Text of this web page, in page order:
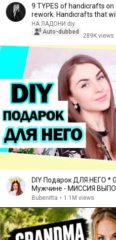
9 TYPES of handicrafts
rework. Handicrafts that
НА ЛАДОНИ diy
Auto-dubbed
289K views
DIY Подарок ДЛЯ НЕГО *
Мужчине - МИССИЯ
Bubenitta • 1.1M views